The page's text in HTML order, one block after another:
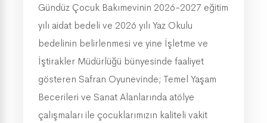
Gündüz Çocuk Bakımevinin 2026-2027 eğitim
yılı aidat bedeli ve 2026 yılı Yaz Okulu
bedelinin belirlenmesi ve yine İşletme ve
İştirakler Müdürlüğü bünyesinde faaliyet
gösteren Safran Oyunevinde; Temel Yaşam
Becerileri ve Sanat Alanlarında atölye
çalışmaları ile çocuklarımızın kaliteli vakit